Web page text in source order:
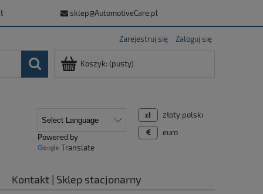
sklep@AutomotiveCare.pl
Zarejestruj się Zaloguj się
Koszyk: (pusty)
złoty polski
euro
Powered by
Translate
Kontakt | Sklep stacjonarny